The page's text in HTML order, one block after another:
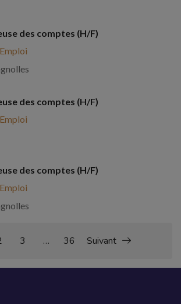
des comptes (H/F)
des comptes (H/F)
des comptes (H/F)
3 … 36 Suivant